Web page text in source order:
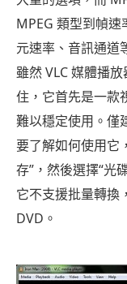
MPEG 類型到幀
元速率、音訊通道
雖然 VLC 媒體播
住，它首先是一款
難以穩定使用。僅
要了解如何使用它
存”，然後選擇“光
它不支援批量轉換
DVD。